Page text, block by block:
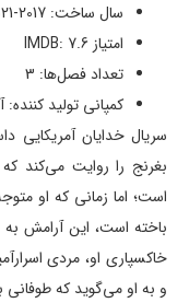
سال ساخت: 2017-2021
امتیاز IMDB: 7.6
تعداد فصل‌ها: 3
کمپانی تولید کننده:
سریال خدایان آمریکایی
بغرنج را روایت می‌کند
است؛ اما زمانی که او
باخته است، این آرامش
خاکسپاری او، مردی
و به او می‌گوید که طوفانی